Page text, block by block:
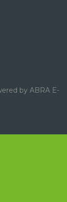
by ABRA E-